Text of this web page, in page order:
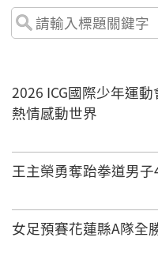
2026 ICG國際少年運
熱情感動世界
王主榮勇奪跆拳道男
女足預賽花蓮縣A隊全